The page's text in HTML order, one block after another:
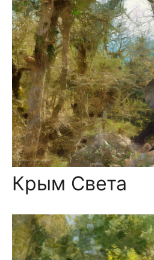
Крым Света